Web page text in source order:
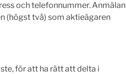
och telefonnummer. Anmälan
(högst två) som aktieägaren
för att ha rätt att delta i